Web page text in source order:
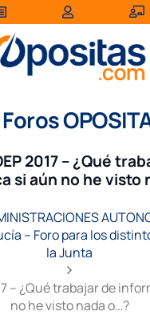
Foros
2017 – ¿Qué
si aún no he visto
– Foro para los
la Junta
– ¿Qué trabajar de
no he visto nada o…?